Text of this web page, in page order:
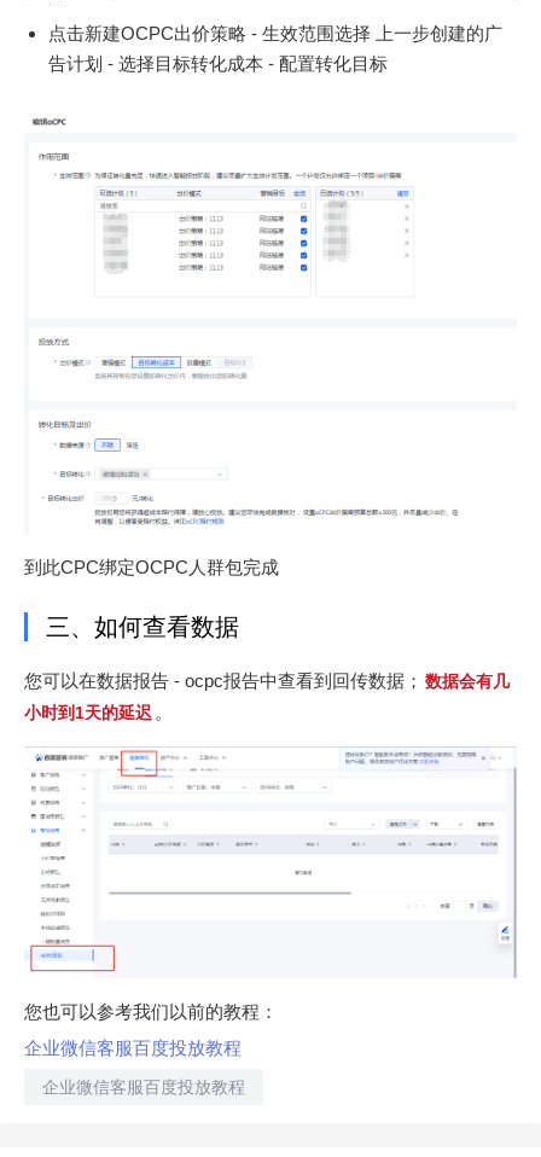
点击新建OCPC出价策略 - 生效范围选择 上一步创建的广
告计划 - 选择目标转化成本 - 配置转化目标
到此CPC绑定OCPC人群包完成
三、如何查看数据
您可以在数据报告 - ocpc报告中查看到回传数据； 数据会有几
小时到1天的延迟 。
您也可以参考我们以前的教程：
企业微信客服百度投放教程
企业微信客服百度投放教程